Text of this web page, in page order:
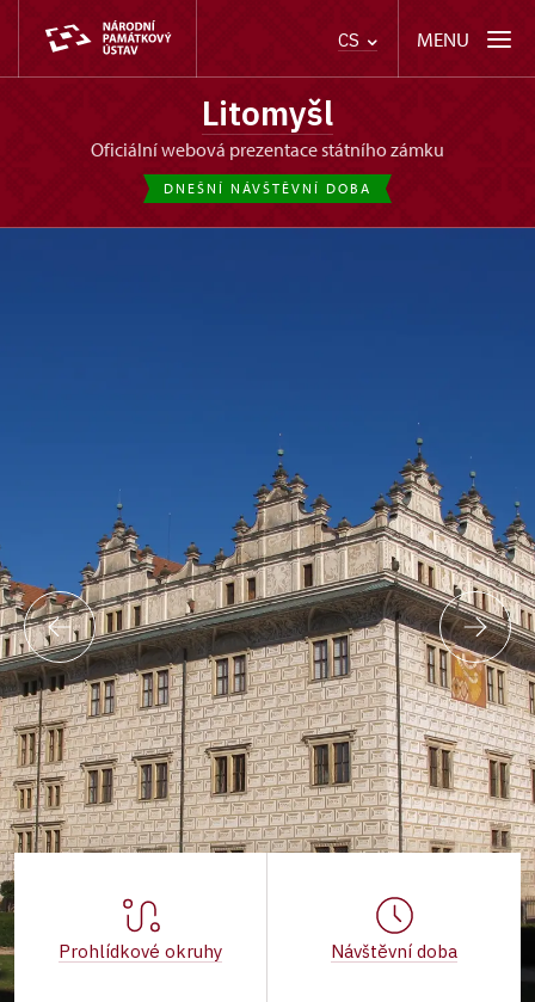
CS MENU
Litomyšl
oficiální webová prezentace státního zámku
DNEŠNÍ NÁVŠTĚVNÍ DOBA
Prohlídkové okruhy Návštěvní doba